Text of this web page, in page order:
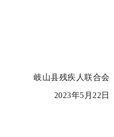
岐山县残疾人联合会
2023年5月22日